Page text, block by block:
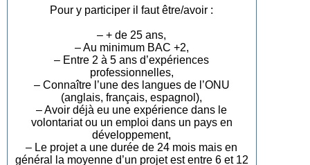
Pour y participer il faut être/avoir :
– + de 25 ans,
– Au minimum BAC +2,
– Entre 2 à 5 ans d’expériences
professionnelles,
– Connaître l’une des langues de l’ONU
(anglais, français, espagnol),
– Avoir déjà eu une expérience dans le
volontariat ou un emploi dans un pays en
développement,
– Le projet a une durée de 24 mois mais en
général la moyenne d’un projet est entre 6 et 12